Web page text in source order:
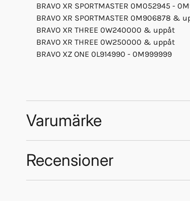
BRAVO XR SPORTMASTER 0M052945 -
BRAVO XR SPORTMASTER 0M906878 &
BRAVO XR THREE 0W240000 & uppåt
BRAVO XR THREE 0W250000 & uppåt
BRAVO XZ ONE 0L914990 - 0M999999
Varumärke
Recensioner